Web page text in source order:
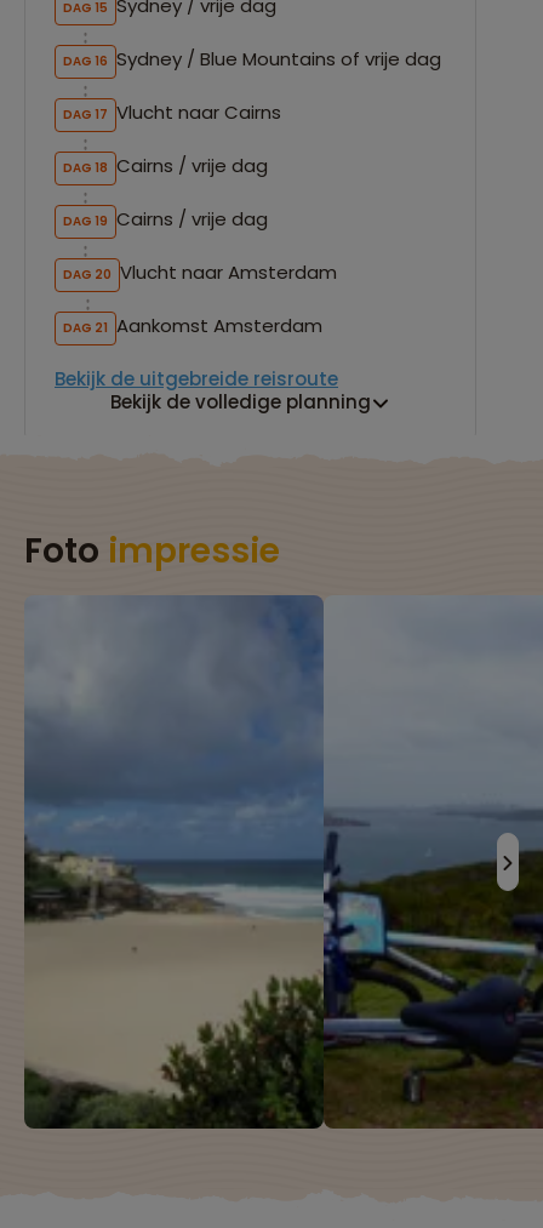
DAG 15 Sydney / vrije dag
DAG 16 Sydney / Blue Mountains of vrije dag
DAG 17 Vlucht naar Cairns
DAG 18 Cairns / vrije dag
DAG 19 Cairns / vrije dag
DAG 20 Vlucht naar Amsterdam
DAG 21 Aankomst Amsterdam
Bekijk de uitgebreide reisroute
Bekijk de volledige planning
Foto impressie